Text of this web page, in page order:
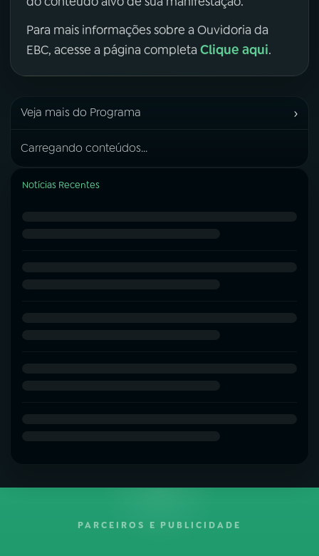
Para mais informações sobre a Ouvidoria da
EBC, acesse a página completa Clique aqui.
Veja mais do Programa ›
Carregando conteúdos...
Notícias Recentes
PARCEIROS E PUBLICIDADE